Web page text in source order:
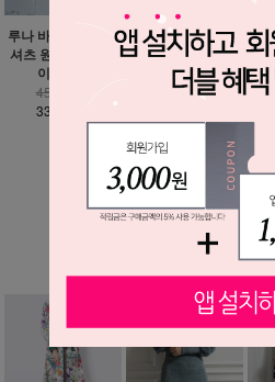
루나 바스락 루즈핏
셔츠 원피스 - 빅사
이즈까지
45,600원
33,900원
올리브 그린 셔츠 원
피스
45,900원
35,900원
MORE ▼
베스트 상품